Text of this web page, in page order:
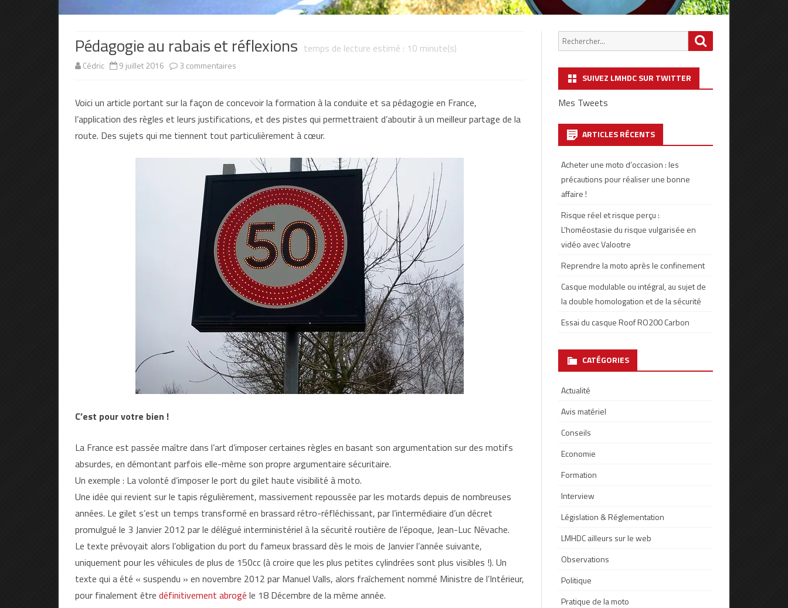
Pédagogie au rabais et réflexions temps de lecture estimé : 10 minute(s)
Cédric 9 juillet 2016 3 commentaires
au
rabais
réflexions
de
lecture
estimé :
10
minute(s)
Voici un article portant sur la façon de concevoir la formation à la conduite et sa pédagogie en France,
l’application des règles et leurs justifications, et des pistes qui permettraient d’aboutir à un meilleur partage de la
route. Des sujets qui me tiennent tout particulièrement à cœur.
C’est pour votre bien !
La France est passée maître dans l’art d’imposer certaines règles en basant son argumentation sur des motifs
absurdes, en démontant parfois elle-même son propre argumentaire sécuritaire.
Un exemple : La volonté d’imposer le port du gilet haute visibilité à moto.
Une idée qui revient sur le tapis régulièrement, massivement repoussée par les motards depuis de nombreuses
années. Le gilet s’est un temps transformé en brassard rétro-réfléchissant, par l’intermédiaire d’un décret
promulgué le 3 Janvier 2012 par le délégué interministériel à la sécurité routière de l’époque, Jean-Luc Névache.
Le texte prévoyait alors l’obligation du port du fameux brassard dès le mois de Janvier l’année suivante,
uniquement pour les véhicules de plus de 150cc (à croire que les plus petites cylindrées sont plus visibles !). Un
texte qui a été « suspendu » en novembre 2012 par Manuel Valls, alors fraîchement nommé Ministre de l’Intérieur,
pour finalement être définitivement abrogé le 18 Décembre de la même année.
Chercher
:
SUIVEZ LMHDC SUR TWITTER
Mes Tweets
ARTICLES RÉCENTS
Acheter une moto d’occasion : les
précautions pour réaliser une bonne
affaire !
Risque réel et risque perçu :
L’homéostasie du risque vulgarisée en
vidéo avec Valootre
Reprendre la moto après le confinement
Casque modulable ou intégral, au sujet de
la double homologation et de la sécurité
Essai du casque Roof RO200 Carbon
CATÉGORIES
Actualité
Avis matériel
Conseils
Economie
Formation
Interview
Législation & Réglementation
LMHDC ailleurs sur le web
Observations
Politique
Pratique de la moto